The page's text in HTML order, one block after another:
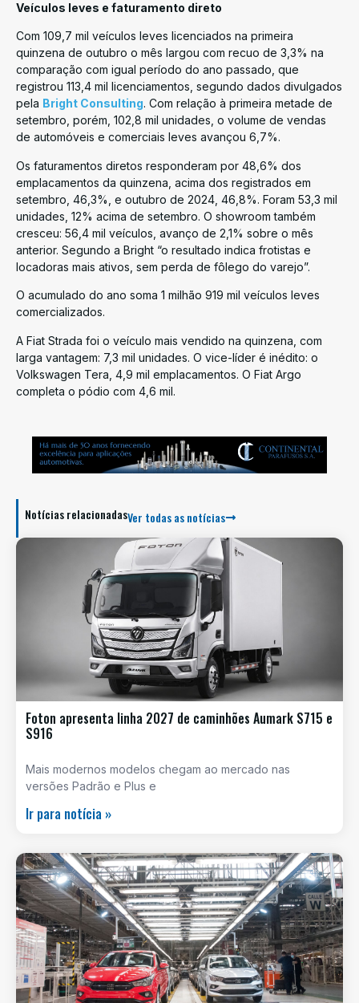
Veículos leves e faturamento direto
Com 109,7 mil veículos leves licenciados na primeira
quinzena de outubro o mês largou com recuo de 3,3% na
comparação com igual período do ano passado, que
registrou 113,4 mil licenciamentos, segundo dados divulgados
pela Bright Consulting. Com relação à primeira metade de
setembro, porém, 102,8 mil unidades, o volume de vendas
de automóveis e comerciais leves avançou 6,7%.
Os faturamentos diretos responderam por 48,6% dos
emplacamentos da quinzena, acima dos registrados em
setembro, 46,3%, e outubro de 2024, 46,8%. Foram 53,3 mil
unidades, 12% acima de setembro. O showroom também
cresceu: 56,4 mil veículos, avanço de 2,1% sobre o mês
anterior. Segundo a Bright “o resultado indica frotistas e
locadoras mais ativos, sem perda de fôlego do varejo”.
O acumulado do ano soma 1 milhão 919 mil veículos leves
comercializados.
A Fiat Strada foi o veículo mais vendido na quinzena, com
larga vantagem: 7,3 mil unidades. O vice-líder é inédito: o
Volkswagen Tera, 4,9 mil emplacamentos. O Fiat Argo
completa o pódio com 4,6 mil.
Notícias relacionadasVer todas as notícias
Foton apresenta linha 2027 de caminhões Aumark S715 e
S916
Mais modernos modelos chegam ao mercado nas
versões Padrão e Plus e
Ir para notícia »